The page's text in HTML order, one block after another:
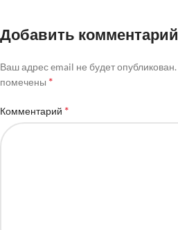
Добавить комментарий
Ваш адрес email не будет опубликован.
помечены *
Комментарий *